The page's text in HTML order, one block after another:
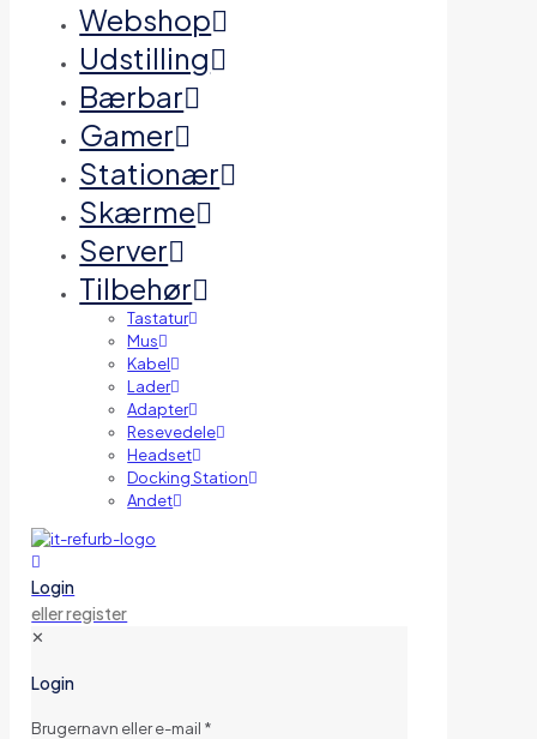
Webshop
Udstilling
Bærbar
Gamer
Stationær
Skærme
Server
Tilbehør
Tastatur
Mus
Kabel
Lader
Adapter
Resevedele
Headset
Docking Station
Andet
Login
eller register
✕
Login
Brugernavn eller e-mail *